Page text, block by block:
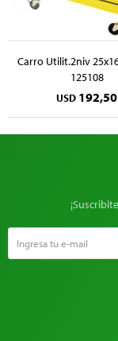
Carro Utilit.2niv
125108
USD 192,50